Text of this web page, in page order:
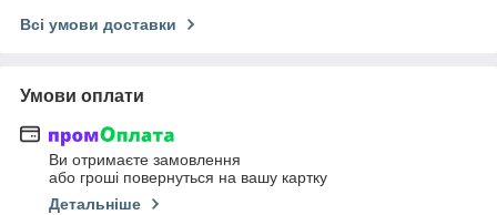
Всі умови доставки
Умови оплати
Ви отримаєте замовлення
або гроші повернуться на вашу картку
Детальніше